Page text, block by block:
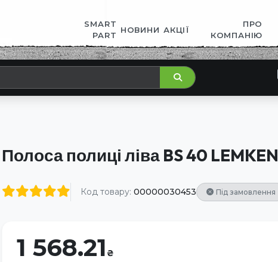
SMART
PART
НОВИНИ АКЦІЇ
ПРО
КОМПАНІЮ
Полоса полиці ліва BS 40 LEMKEN
Код товару: 00000030453 Під замовлення
1 568.21